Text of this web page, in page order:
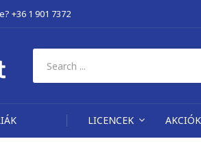
+36 1 901 7372
LICENCEK AKCIÓK